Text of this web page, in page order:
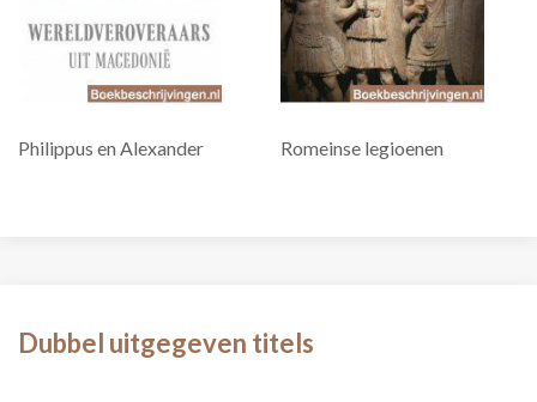
Philippus en Alexander Romeinse legioenen
Dubbel uitgegeven titels